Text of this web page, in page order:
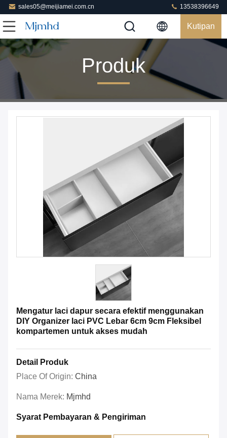
sales05@meijiamei.com.cn 13538396649
Kutipan
Produk
Mengatur laci dapur secara efektif menggunakan
DIY Organizer laci PVC Lebar 6cm 9cm Fleksibel
kompartemen untuk akses mudah
Detail Produk
Place Of Origin: China
Nama Merek: Mjmhd
Syarat Pembayaran & Pengiriman